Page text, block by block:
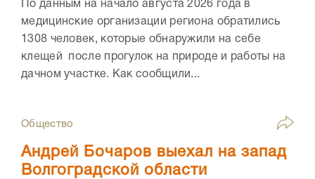
По данным на начало августа 2026 года в
медицинские организации региона обратились
1308 человек, которые обнаружили на себе
клещей после прогулок на природе и работы на
дачном участке. Как сообщили...
Общество
Андрей Бочаров выехал на запад
Волгоградской области